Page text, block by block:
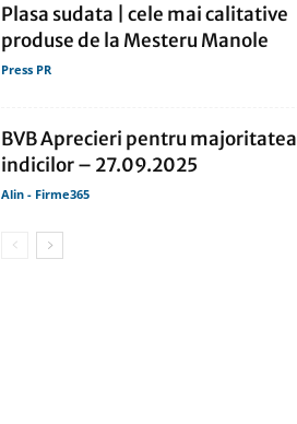
Plasa sudata | cele mai calitative
produse de la Mesteru Manole
Press PR
BVB Aprecieri pentru majoritatea
indicilor – 27.09.2025
Alin - Firme365